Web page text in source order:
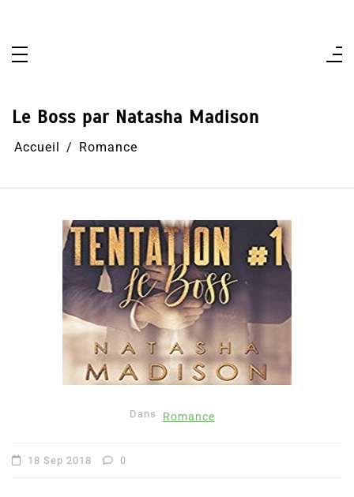
Le Boss par Natasha Madison
Accueil Romance
Dans Romance
18 Sep 2018 0